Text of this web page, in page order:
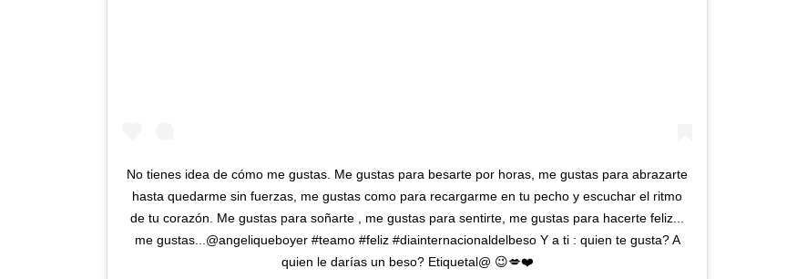
No tienes idea de cómo me gustas. Me gustas para besarte por horas, me gustas para abrazarte
hasta quedarme sin fuerzas, me gustas como para recargarme en tu pecho y escuchar el ritmo
de tu corazón. Me gustas para soñarte , me gustas para sentirte, me gustas para hacerte feliz...
me gustas...@angeliqueboyer #teamo #feliz #diainternacionaldelbeso Y a ti : quien te gusta? A
quien le darías un beso? Etiquetal@ 😉💋❤️